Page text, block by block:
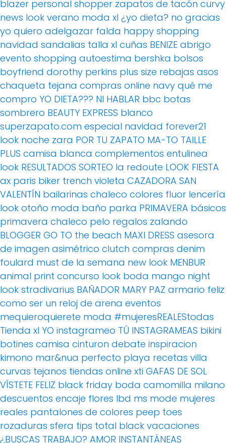
blazer personal shopper zapatos de tacón curvy
news look verano moda xl ¿yo dieta? no gracias
yo quiero adelgazar falda happy shopping
navidad sandalias talla xl cuñas BENIZE abrigo
evento shopping autoestima bershka bolsos
boyfriend dorothy perkins plus size rebajas asos
chaqueta tejana compras online navy qué me
compro YO DIETA??? NI HABLAR bbc botas
sombrero BEAUTY EXPRESS blanco
superzapato.com especial navidad forever21
look noche zara POR TU ZAPATO MA-TO TAILLE
PLUS camisa blanca complementos entulinea
look RESULTADOS SORTEO la redoute LOOK FIESTA
ax paris biker trench violeta CAZADORA SAN
VALENTÍN bailarinas chaleco colores fluor lencería
look otoño moda baño parka PRIMAVERA básicos
primavera chaleco pelo regalos zalando
BLOGGER GO TO the beach MAXI DRESS asesora
de imagen asimétrico clutch compras denim
foulard must de la semana new look MENBUR
animal print concurso look boda mango night
look stradivarius BAÑADOR MARY PAZ armario feliz
como ser un reloj de arena eventos
mequieroquierete moda #mujeresREALEStodas
Tienda xl YO instagrameo TÚ INSTAGRAMEAS bikini
botines camisa cinturon debate inspiracion
kimono mar&nua perfecto playa recetas villa
curvas tejanos tiendas online xti GAFAS DE SOL
VÍSTETE FELIZ black friday boda camomilla milano
descuentos encaje flores lbd ms mode mujeres
reales pantalones de colores peep toes
rozaduras sfera tips total black vacaciones
¿BUSCAS TRABAJO? AMOR INSTANTÁNEAS